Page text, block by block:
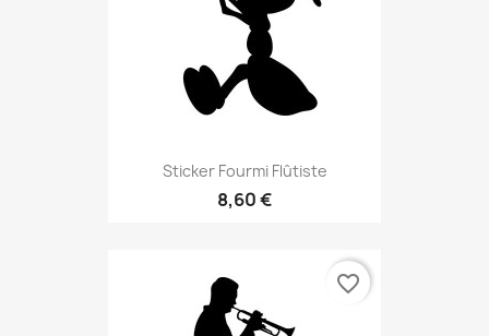
Sticker Fourmi Flûtiste
8,60 €
favorite_border